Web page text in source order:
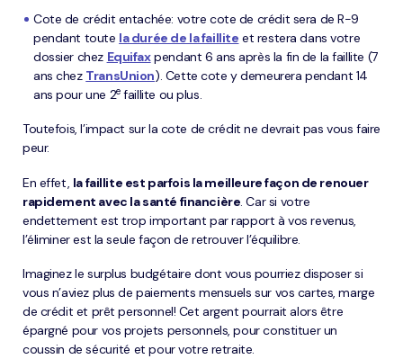
Cote de crédit entachée: votre cote de crédit sera de R-9
pendant toute la durée de la faillite et restera dans votre
dossier chez Equifaxpendant 6 ans après la fin de la faillite (7
ans chez TransUnion). Cette cote y demeurera pendant 14
ans pour une 2efaillite ou plus.
Toutefois, l’impact sur la cote de crédit ne devrait pas vous faire
peur.
En effet, la faillite est parfois la meilleure façon de renouer
rapidement avec la santé financière. Car si votre
endettement est trop important par rapport à vos revenus,
l’éliminer est la seule façon de retrouver l’équilibre.
Imaginez le surplus budgétaire dont vous pourriez disposer si
vous n’aviez plus de paiements mensuels sur vos cartes, marge
de crédit et prêt personnel! Cet argent pourrait alors être
épargné pour vos projets personnels, pour constituer un
coussin de sécurité et pour votre retraite.